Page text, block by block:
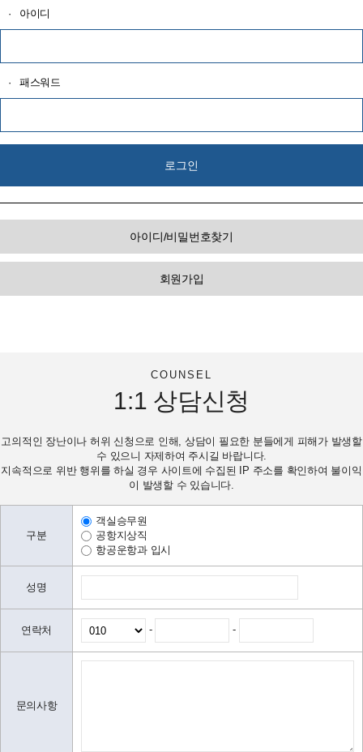
· 아이디
· 패스워드
아이디/비밀번호찾기
회원가입
COUNSEL
1:1 상담신청
고의적인 장난이나 허위 신청으로 인해, 상담이 필요한 분들에게 피해가 발생할
수 있으니 자제하여 주시길 바랍니다.
지속적으로 위반 행위를 하실 경우 사이트에 수집된 IP 주소를 확인하여 불이익
이 발생할 수 있습니다.
구분
객실승무원
공항지상직
항공운항과 입시
성명
연락처 - -
문의사항